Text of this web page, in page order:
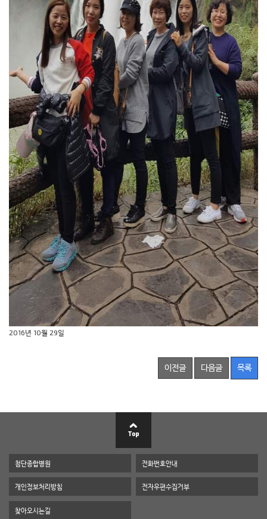
2016년 10월 29일
이전글 다음글 목록
첨단종합병원 전화번호안내
개인정보처리방침 전자우편수집거부
찾아오시는길